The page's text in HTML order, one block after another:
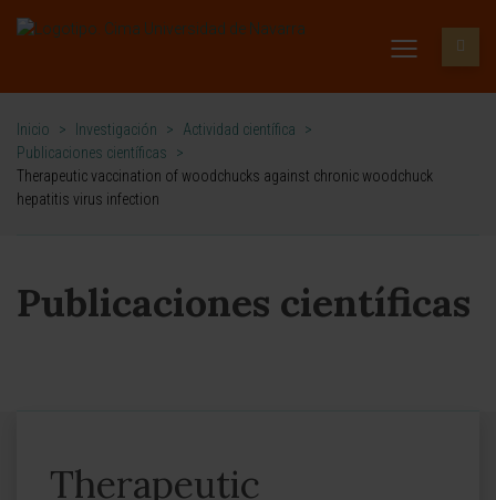
Inicio > Investigación > Actividad científica
>
Publicaciones científicas
>
Therapeutic vaccination of woodchucks against chronic woodchuck
hepatitis virus infection
Publicaciones científicas
Therapeutic